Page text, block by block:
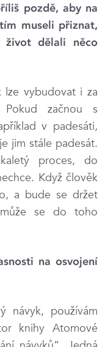
pozdě, aby na
museli přiznat,
život dělali něco
lze vybudovat i za
začnou s
v padesáti,
jim stále padesát.
proces, do
Když člověk
a bude se držet
se do toho
na osvojení
návyk, používám
knihy Atomové